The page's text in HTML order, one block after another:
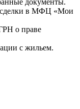
документы.
сделки в МФЦ «Мои
о праве
с жильем.